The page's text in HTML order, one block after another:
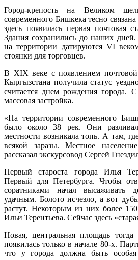
Город-крепость на Великом
современного Бишкека тесно
здесь появилась первая почтовая
Здания сохранились до наших
на территории датируются VI
стоянки для торговцев.
В XIX веке с появлением почтовой
Кыргызстана получила статус
считается днем рождения города.
массовая застройка.
«На территории современного
было около 38 рек. Они
местности возникала топь. А там,
всякой заразы. Местное
рассказал экскурсовод Сергей
Первый староста города Илья
Первый для Петербурга. Чтобы
соратниками начал высаживать
удачным. Болото исчезло, а вот
растут. Некоторым из них более
Ильи Терентьева. Сейчас здесь
Новая, центральная площадь
появилась только в начале 80-х.
что у города должна быть особая